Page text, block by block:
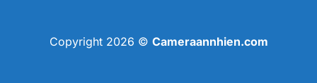
Copyright 2026 © Cameraannhien.com